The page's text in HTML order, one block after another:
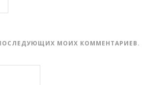
ПОСЛЕДУЮЩИХ МОИХ КОММЕНТАРИЕВ.